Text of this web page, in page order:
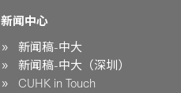
新闻中心
新闻稿-中大
新闻稿-中大（深圳）
CUHK in Touch